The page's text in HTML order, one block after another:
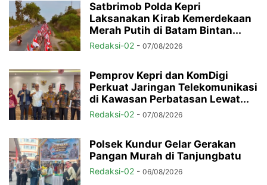
Satbrimob Polda Kepri
Laksanakan Kirab Kemerdekaan
Merah Putih di Batam Bintan...
Redaksi-02 - 07/08/2026
Pemprov Kepri dan KomDigi
Perkuat Jaringan Telekomunikasi
di Kawasan Perbatasan Lewat...
Redaksi-02 - 07/08/2026
Polsek Kundur Gelar Gerakan
Pangan Murah di Tanjungbatu
Redaksi-02 - 06/08/2026